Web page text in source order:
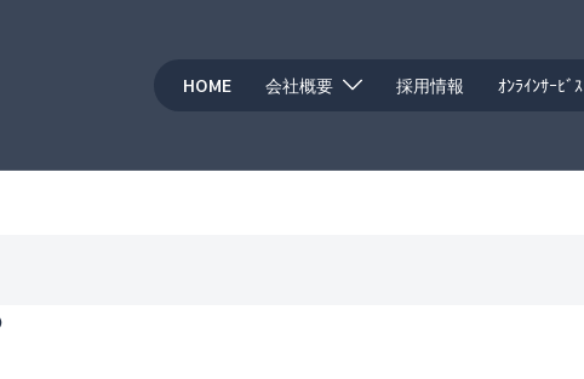
HOME 会社概要 採用情報 ｵﾝﾗｲﾝｻｰﾋﾞｽ